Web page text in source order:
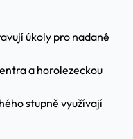
úkoly pro nadané
a horolezeckou
stupně využívají